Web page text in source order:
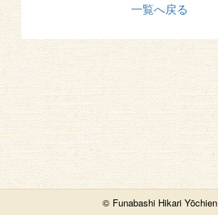
一覧へ戻る
© Funabashi Hikari Yōchien